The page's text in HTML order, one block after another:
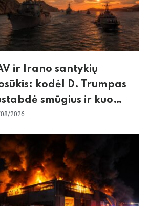
ir Irano santykių
kodėl D. Trumpas
smūgius ir kuo
pasaulio
2026